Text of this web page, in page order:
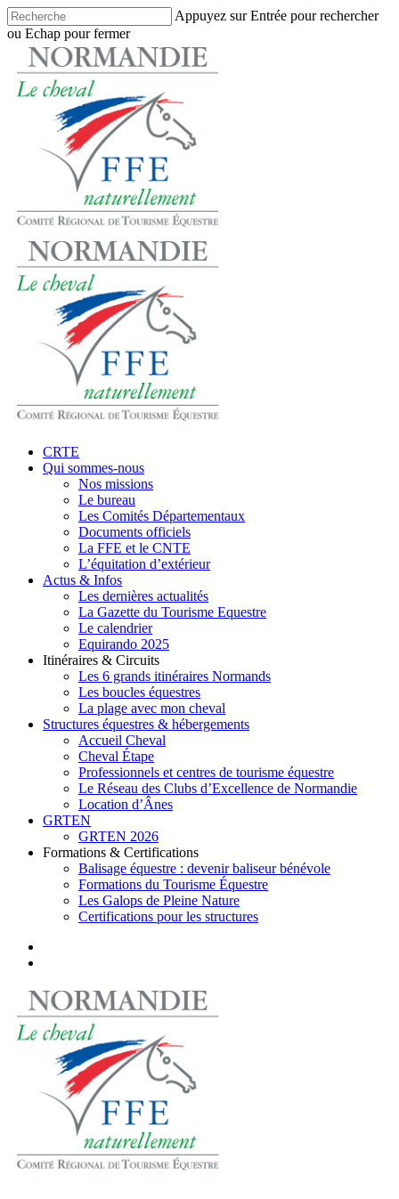
Skip
to
main
content
Appuyez sur Entrée pour rechercher
ou Echap pour fermer
Close
Search
search
Menu
CRTE
Qui sommes-nous
Nos missions
Le bureau
Les Comités Départementaux
Documents officiels
La FFE et le CNTE
L’équitation d’extérieur
Actus & Infos
Les dernières actualités
La Gazette du Tourisme Equestre
Le calendrier
Equirando 2025
Itinéraires & Circuits
Les 6 grands itinéraires Normands
Les boucles équestres
La plage avec mon cheval
Structures équestres & hébergements
Accueil Cheval
Cheval Étape
Professionnels et centres de tourisme équestre
Le Réseau des Clubs d’Excellence de Normandie
Location d’Ânes
GRTEN
GRTEN 2026
Formations & Certifications
Balisage équestre : devenir baliseur bénévole
Formations du Tourisme Équestre
Les Galops de Pleine Nature
Certifications pour les structures